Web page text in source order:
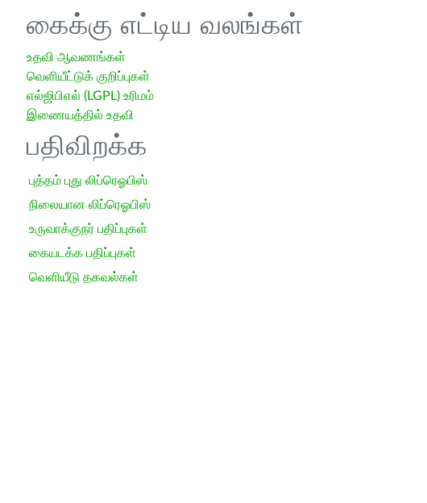
கைக்கு எட்டிய வலங்கள்
உதவி ஆவணங்கள்
வெளியீட்டுக் குறிப்புகள்
எல்ஜிபிஎல் (LGPL) உரிமம்
இணையத்தில் உதவி
பதிவிறக்க
புத்தம் புது லிப்ரெஓபிஸ்
நிலையான லிப்ரெஓபிஸ்
உருவாக்குநர் பதிப்புகள்
கையடக்க பதிப்புகள்
வெளியீடு தகவல்கள்